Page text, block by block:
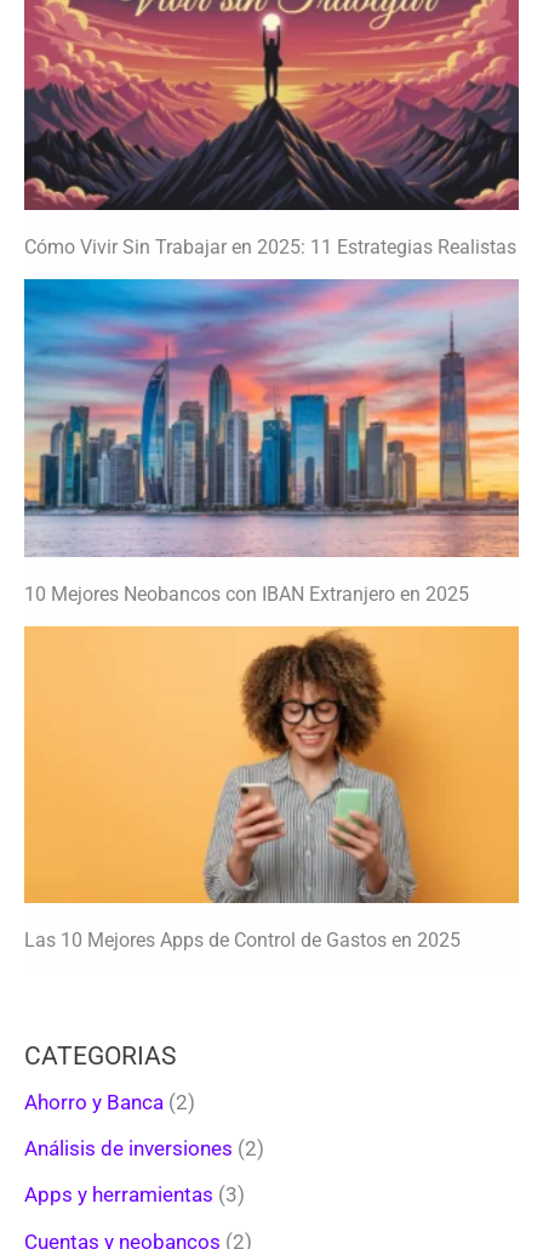
Cómo Vivir Sin Trabajar en 2025: 11 Estrategias Realistas
10 Mejores Neobancos con IBAN Extranjero en 2025
Las 10 Mejores Apps de Control de Gastos en 2025
CATEGORIAS
Ahorro y Banca (2)
Análisis de inversiones (2)
Apps y herramientas (3)
Cuentas y neobancos (2)